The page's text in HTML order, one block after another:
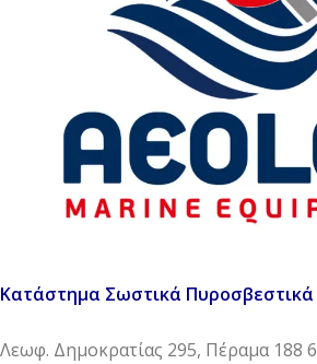
Κατάστημα Σωστικά Πυροσβεστικά
Λεωφ. Δημοκρατίας 295, Πέραμα 188